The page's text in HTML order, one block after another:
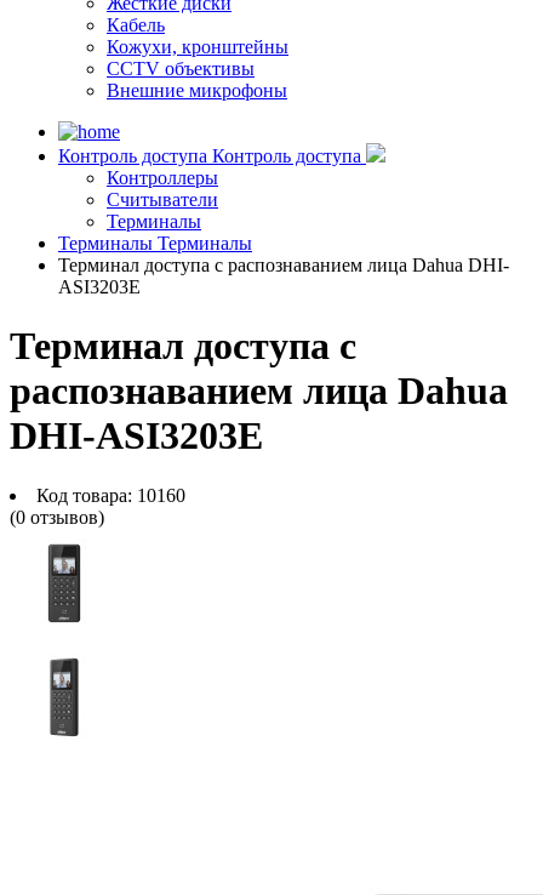
Кабель
Кожухи, кронштейны
CCTV объективы
Внешние микрофоны
Контроль доступа Контроль доступа
Контроллеры
Считыватели
Терминалы
Терминалы Терминалы
Терминал доступа с распознаванием лица Dahua DHI-
ASI3203E
Терминал доступа с
распознаванием лица Dahua
DHI-ASI3203E
Код товара: 10160
(0 отзывов)